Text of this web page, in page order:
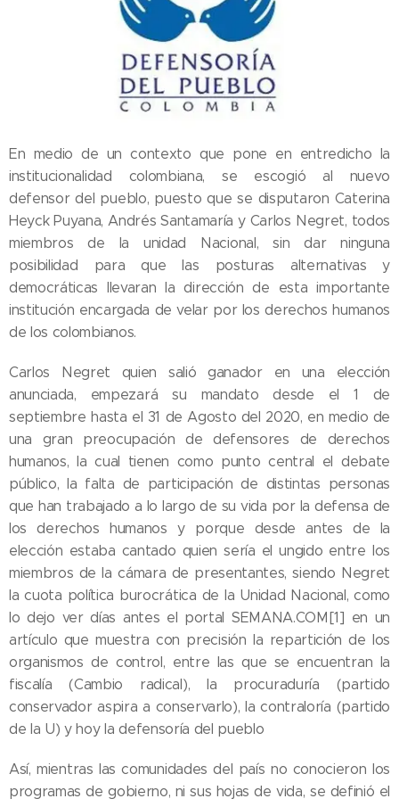
En medio de un contexto que pone en entredicho la
institucionalidad colombiana, se escogió al nuevo
defensor del pueblo, puesto que se disputaron Caterina
Heyck Puyana, Andrés Santamaría y Carlos Negret, todos
miembros de la unidad Nacional, sin dar ninguna
posibilidad para que las posturas alternativas y
democráticas llevaran la dirección de esta importante
institución encargada de velar por los derechos humanos
de los colombianos.
Carlos Negret quien salió ganador en una elección
anunciada, empezará su mandato desde el 1 de
septiembre hasta el 31 de Agosto del 2020, en medio de
una gran preocupación de defensores de derechos
humanos, la cual tienen como punto central el debate
público, la falta de participación de distintas personas
que han trabajado a lo largo de su vida por la defensa de
los derechos humanos y porque desde antes de la
elección estaba cantado quien sería el ungido entre los
miembros de la cámara de presentantes, siendo Negret
la cuota política burocrática de la Unidad Nacional, como
lo dejo ver días antes el portal SEMANA.COM[1] en un
artículo que muestra con precisión la repartición de los
organismos de control, entre las que se encuentran la
fiscalía (Cambio radical), la procuraduría (partido
conservador aspira a conservarlo), la contraloría (partido
de la U) y hoy la defensoría del pueblo
Así, mientras las comunidades del país no conocieron los
programas de gobierno, ni sus hojas de vida, se definió el